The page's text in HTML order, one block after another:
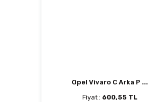
Opel Vivaro C Arka P ...
Fiyat : 600,55 TL